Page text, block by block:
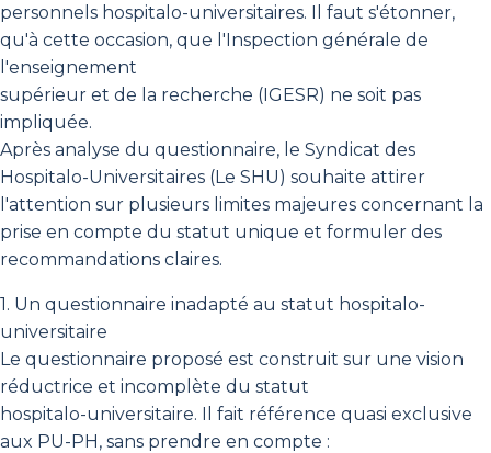
personnels hospitalo-universitaires. Il faut s'étonner,
qu'à cette occasion, que l'Inspection générale de
l'enseignement
supérieur et de la recherche (IGESR) ne soit pas
impliquée.
Après analyse du questionnaire, le Syndicat des
Hospitalo-Universitaires (Le SHU) souhaite attirer
l'attention sur plusieurs limites majeures concernant la
prise en compte du statut unique et formuler des
recommandations claires.
1. Un questionnaire inadapté au statut hospitalo-
universitaire
Le questionnaire proposé est construit sur une vision
réductrice et incomplète du statut
hospitalo-universitaire. Il fait référence quasi exclusive
aux PU-PH, sans prendre en compte :